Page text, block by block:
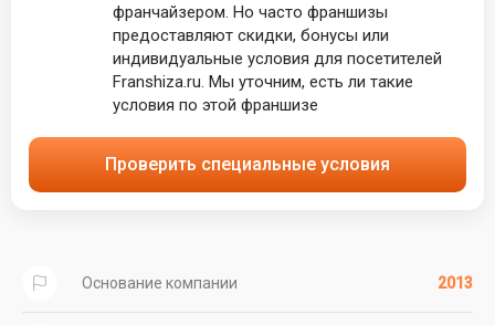
франчайзером. Но часто франшизы
предоставляют скидки, бонусы или
индивидуальные условия для посетителей
Franshiza.ru. Мы уточним, есть ли такие
условия по этой франшизе
Проверить специальные условия
Основание компании 2013